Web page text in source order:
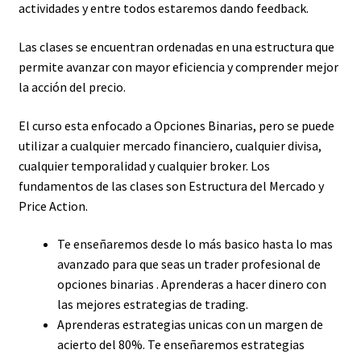
actividades y entre todos estaremos dando feedback.
Las clases se encuentran ordenadas en una estructura que
permite avanzar con mayor eficiencia y comprender mejor
la acción del precio.
El curso esta enfocado a Opciones Binarias, pero se puede
utilizar a cualquier mercado financiero, cualquier divisa,
cualquier temporalidad y cualquier broker. Los
fundamentos de las clases son Estructura del Mercado y
Price Action.
Te enseñaremos desde lo más basico hasta lo mas
avanzado para que seas un trader profesional de
opciones binarias . Aprenderas a hacer dinero con
las mejores estrategias de trading.
Aprenderas estrategias unicas con un margen de
acierto del 80%. Te enseñaremos estrategias